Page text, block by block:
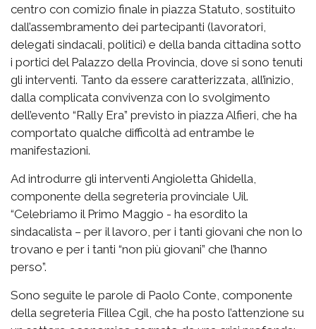
centro con comizio finale in piazza Statuto, sostituito
dall’assembramento dei partecipanti (lavoratori,
delegati sindacali, politici) e della banda cittadina sotto
i portici del Palazzo della Provincia, dove si sono tenuti
gli interventi. Tanto da essere caratterizzata, all’inizio,
dalla complicata convivenza con lo svolgimento
dell’evento “Rally Era” previsto in piazza Alfieri, che ha
comportato qualche difficoltà ad entrambe le
manifestazioni.
Ad introdurre gli interventi Angioletta Ghidella,
componente della segreteria provinciale Uil.
“Celebriamo il Primo Maggio - ha esordito la
sindacalista – per il lavoro, per i tanti giovani che non lo
trovano e per i tanti “non più giovani” che l’hanno
perso”.
Sono seguite le parole di Paolo Conte, componente
della segreteria Fillea Cgil, che ha posto l’attenzione su